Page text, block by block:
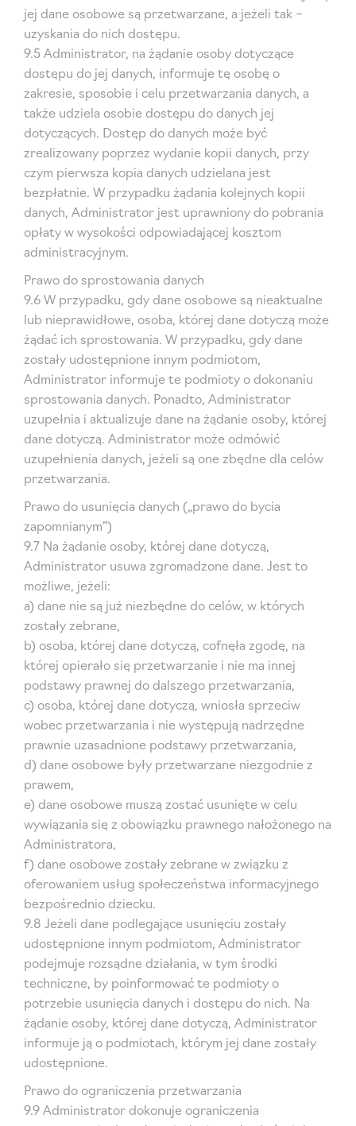
jej dane osobowe są przetwarzane, a jeżeli tak –
uzyskania do nich dostępu.
9.5 Administrator, na żądanie osoby dotyczące
dostępu do jej danych, informuje tę osobę o
zakresie, sposobie i celu przetwarzania danych, a
także udziela osobie dostępu do danych jej
dotyczących. Dostęp do danych może być
zrealizowany poprzez wydanie kopii danych, przy
czym pierwsza kopia danych udzielana jest
bezpłatnie. W przypadku żądania kolejnych kopii
danych, Administrator jest uprawniony do pobrania
opłaty w wysokości odpowiadającej kosztom
administracyjnym.
Prawo do sprostowania danych
9.6 W przypadku, gdy dane osobowe są nieaktualne
lub nieprawidłowe, osoba, której dane dotyczą może
żądać ich sprostowania. W przypadku, gdy dane
zostały udostępnione innym podmiotom,
Administrator informuje te podmioty o dokonaniu
sprostowania danych. Ponadto, Administrator
uzupełnia i aktualizuje dane na żądanie osoby, której
dane dotyczą. Administrator może odmówić
uzupełnienia danych, jeżeli są one zbędne dla celów
przetwarzania.
Prawo do usunięcia danych („prawo do bycia
zapomnianym”)
9.7 Na żądanie osoby, której dane dotyczą,
Administrator usuwa zgromadzone dane. Jest to
możliwe, jeżeli:
a) dane nie są już niezbędne do celów, w których
zostały zebrane,
b) osoba, której dane dotyczą, cofnęła zgodę, na
której opierało się przetwarzanie i nie ma innej
podstawy prawnej do dalszego przetwarzania,
c) osoba, której dane dotyczą, wniosła sprzeciw
wobec przetwarzania i nie występują nadrzędne
prawnie uzasadnione podstawy przetwarzania,
d) dane osobowe były przetwarzane niezgodnie z
prawem,
e) dane osobowe muszą zostać usunięte w celu
wywiązania się z obowiązku prawnego nałożonego na
Administratora,
f) dane osobowe zostały zebrane w związku z
oferowaniem usług społeczeństwa informacyjnego
bezpośrednio dziecku.
9.8 Jeżeli dane podlegające usunięciu zostały
udostępnione innym podmiotom, Administrator
podejmuje rozsądne działania, w tym środki
techniczne, by poinformować te podmioty o
potrzebie usunięcia danych i dostępu do nich. Na
żądanie osoby, której dane dotyczą, Administrator
informuje ją o podmiotach, którym jej dane zostały
udostępnione.
Prawo do ograniczenia przetwarzania
9.9 Administrator dokonuje ograniczenia